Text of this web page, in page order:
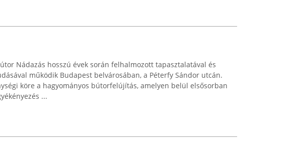
Nádazás hosszú évek során felhalmozott tapasztalatával és
működik Budapest belvárosában, a Péterfy Sándor utcán.
köre a hagyományos bútorfelújítás, amelyen belül elsősorban
...